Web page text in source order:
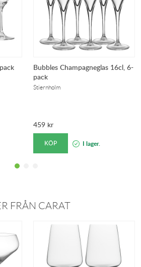
Bubbles Champagneglas 16cl, 6-
pack
Stiernholm
459 kr
KÖP I lager.
FRÅN CARAT